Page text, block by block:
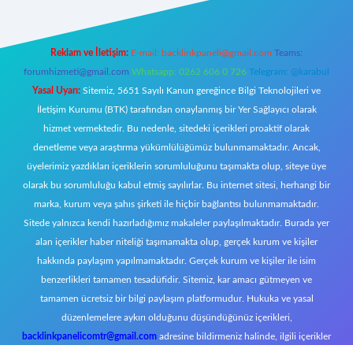
Reklam ve İletişim: E-mail: backlinkpaneli@gmail.com Teams:
forumhizmeti@gmail.com Whatsapp: 0262 606 0 726 Telegram: @karabul
Yasal Uyarı: Sitemiz, 5651 Sayılı Kanun gereğince Bilgi Teknolojileri ve
İletişim Kurumu (BTK) tarafından onaylanmış bir Yer Sağlayıcı olarak
hizmet vermektedir. Bu nedenle, sitedeki içerikleri proaktif olarak
denetleme veya araştırma yükümlülüğümüz bulunmamaktadır. Ancak,
üyelerimiz yazdıkları içeriklerin sorumluluğunu taşımakta olup, siteye üye
olarak bu sorumluluğu kabul etmiş sayılırlar. Bu internet sitesi, herhangi bir
marka, kurum veya şahıs şirketi ile hiçbir bağlantısı bulunmamaktadır.
Sitede yalnızca kendi hazırladığımız makaleler paylaşılmaktadır. Burada yer
alan içerikler haber niteliği taşımamakta olup, gerçek kurum ve kişiler
hakkında paylaşım yapılmamaktadır. Gerçek kurum ve kişiler ile isim
benzerlikleri tamamen tesadüfidir. Sitemiz, kar amacı gütmeyen ve
tamamen ücretsiz bir bilgi paylaşım platformudur. Hukuka ve yasal
düzenlemelere aykırı olduğunu düşündüğünüz içerikleri,
backlinkpanelicomtr@gmail.com adresine bildirmeniz halinde, ilgili içerikler